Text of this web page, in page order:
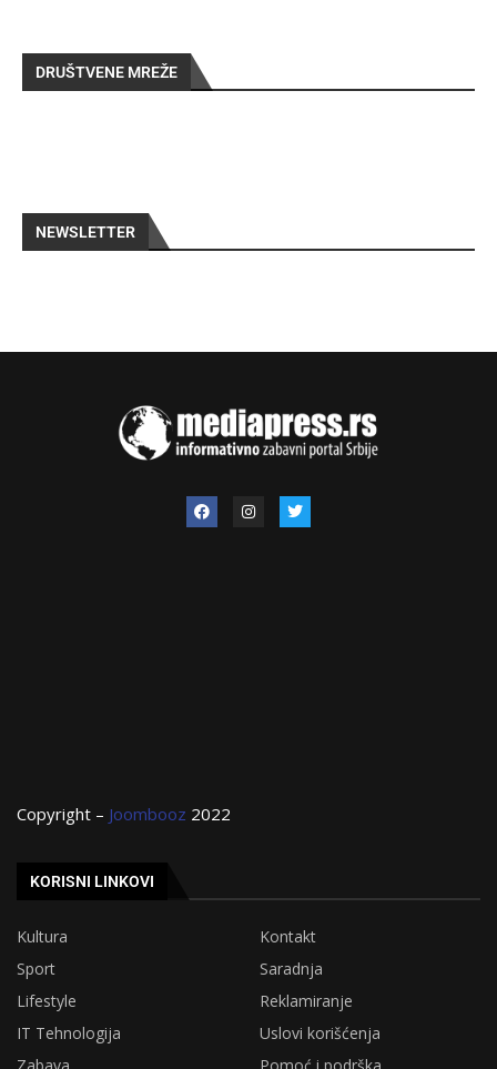
DRUŠTVENE MREŽE
NEWSLETTER
Copyright – Joombooz 2022
KORISNI LINKOVI
Kultura
Kontakt
Sport
Saradnja
Lifestyle
Reklamiranje
IT Tehnologija
Uslovi korišćenja